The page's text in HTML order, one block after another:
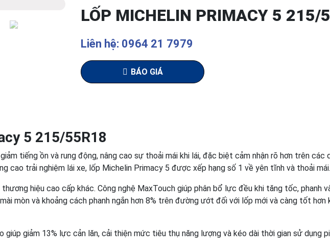
LỐP MICHELIN PRIMACY 5 215/
Liên hệ: 0964 21 7979
BÁO GIÁ
5 215/55R18
tiếng ồn và rung động, nâng cao sự thoải mái khi lái, đặc biệt cảm nhận rõ hơn trên các
cao trải nghiệm lái xe, lốp Michelin Primacy 5 được xếp hạng số 1 về yên tĩnh và thoải mái.
hiệu cao cấp khác. Công nghệ MaxTouch giúp phân bổ lực đều khi tăng tốc, phanh
mòn và khoảng cách phanh ngắn hơn 8% trên đường ướt đối với lốp mới và càng tốt
giúp giảm 13% lực cản lăn, cải thiện mức tiêu thụ năng lượng và kéo dài thời gian sử dụng